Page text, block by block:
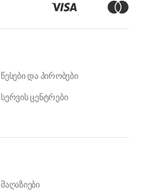
მაღაზიები
წესები და პირობები
სერვის ცენტრები